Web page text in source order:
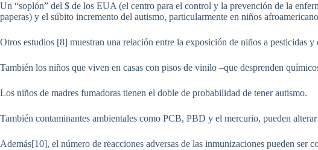
Un “soplón” del $ de los EUA (el centro para el control y la prevención de la
paperas) y el súbito incremento del autismo, particularmente en niños
Otros estudios [8] muestran una relación entre la exposición de niños a pesticidas y
También los niños que viven en casas con pisos de vinilo –que desprenden
Los niños de madres fumadoras tienen el doble de probabilidad de tener autismo.
También contaminantes ambientales como PCB, PBD y el mercurio, pueden
Además[10], el número de reacciones adversas de las inmunizaciones pueden